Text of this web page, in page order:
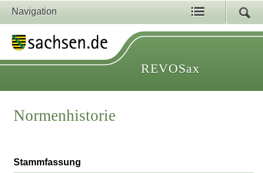
Navigation
REVOSax
Normenhistorie
Stammfassung